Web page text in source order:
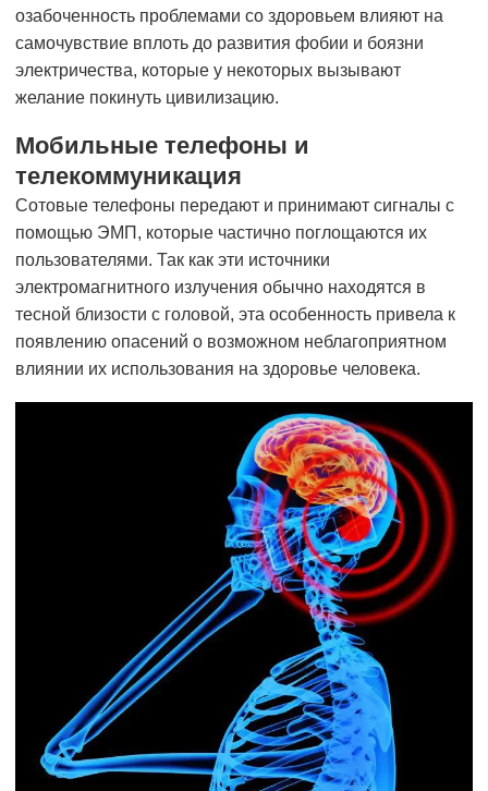
озабоченность проблемами со здоровьем влияют на
самочувствие вплоть до развития фобии и боязни
электричества, которые у некоторых вызывают
желание покинуть цивилизацию.
Мобильные телефоны и
телекоммуникация
Сотовые телефоны передают и принимают сигналы с
помощью ЭМП, которые частично поглощаются их
пользователями. Так как эти источники
электромагнитного излучения обычно находятся в
тесной близости с головой, эта особенность привела к
появлению опасений о возможном неблагоприятном
влиянии их использования на здоровье человека.